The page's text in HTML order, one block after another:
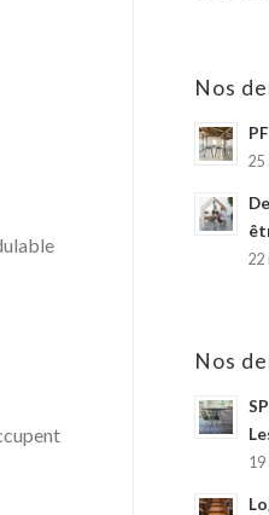
Nos
25
22
Nos
19